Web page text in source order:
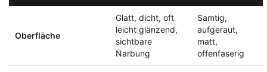
Oberfläche
Glatt, dicht, oft
leicht glänzend,
sichtbare
Narbung
Samtig,
aufgeraut,
matt,
offenfaserig